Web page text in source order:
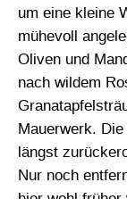
um eine kleine
mühevoll
Oliven und
nach wildem
Mauerwerk.
längst
Nur noch